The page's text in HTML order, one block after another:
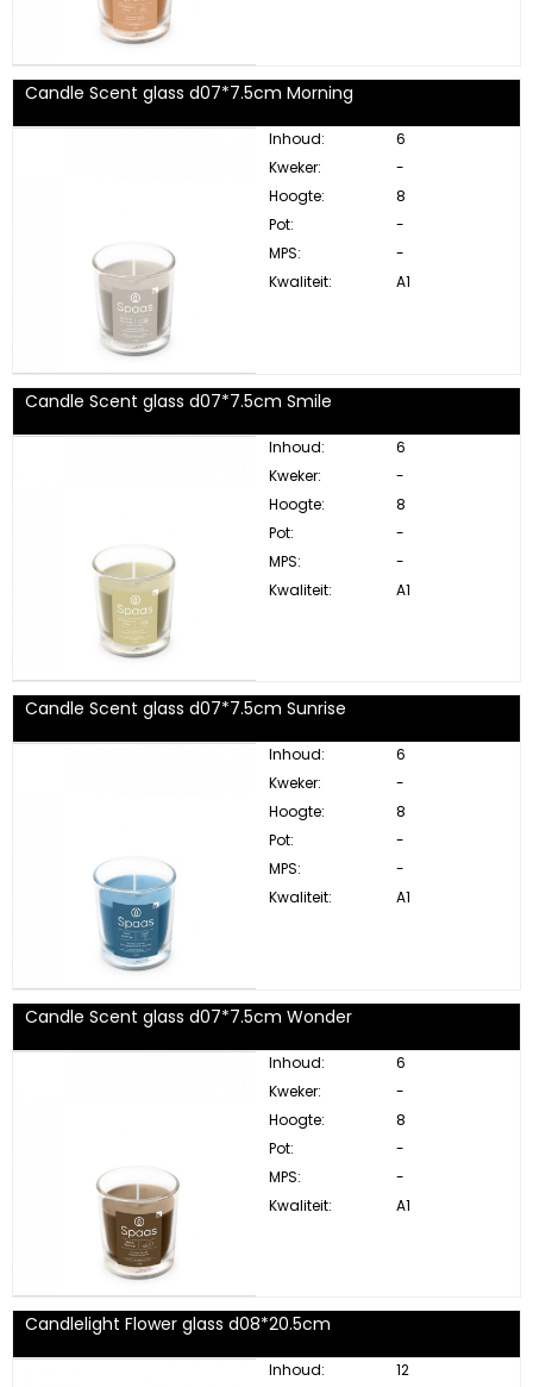
Candle Scent glass d07*7.5cm Morning
Inhoud:
6
Kweker:
-
Hoogte:
8
Pot:
-
MPS:
-
Kwaliteit:
A1
Candle Scent glass d07*7.5cm Smile
Inhoud:
6
Kweker:
-
Hoogte:
8
Pot:
-
MPS:
-
Kwaliteit:
A1
Candle Scent glass d07*7.5cm Sunrise
Inhoud:
6
Kweker:
-
Hoogte:
8
Pot:
-
MPS:
-
Kwaliteit:
A1
Candle Scent glass d07*7.5cm Wonder
Inhoud:
6
Kweker:
-
Hoogte:
8
Pot:
-
MPS:
-
Kwaliteit:
A1
Candlelight Flower glass d08*20.5cm
Inhoud:
12